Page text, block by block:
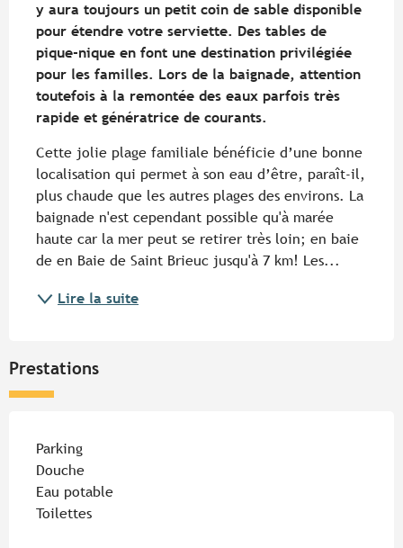
y aura toujours un petit coin de sable disponible
pour étendre votre serviette. Des tables de
pique-nique en font une destination privilégiée
pour les familles. Lors de la baignade, attention
toutefois à la remontée des eaux parfois très
rapide et génératrice de courants.
Cette jolie plage familiale bénéficie d’une bonne
localisation qui permet à son eau d’être, paraît-il,
plus chaude que les autres plages des environs. La
baignade n'est cependant possible qu'à marée
haute car la mer peut se retirer très loin; en baie
de en Baie de Saint Brieuc jusqu'à 7 km! Les...
Lire la suite
Prestations
Parking
Douche
Eau potable
Toilettes